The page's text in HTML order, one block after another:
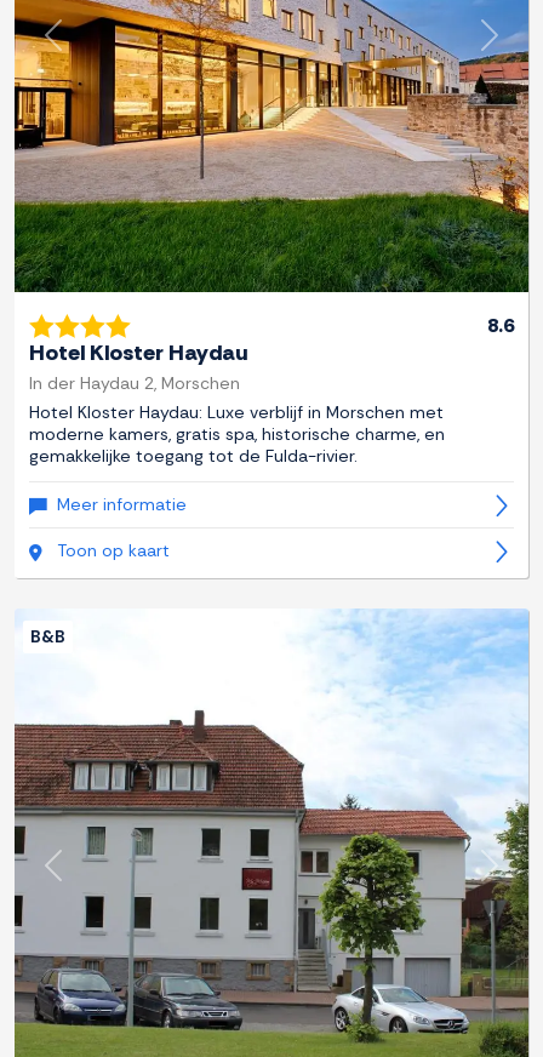
Previous Next
8.6
Hotel Kloster Haydau
In der Haydau 2, Morschen
Hotel Kloster Haydau: Luxe verblijf in Morschen met
moderne kamers, gratis spa, historische charme, en
gemakkelijke toegang tot de Fulda-rivier.
Meer informatie
Toon op kaart
Previous Next
B&B